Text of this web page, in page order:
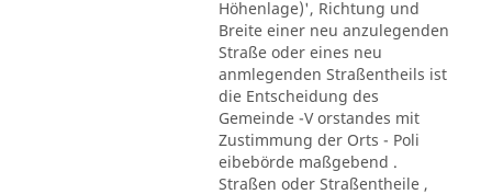
Höhenlage)', Richtung und
Breite einer neu anzulegenden
Straße oder eines neu
anmlegenden Straßentheils ist
die Entscheidung des
Gemeinde -V orstandes mit
Zustimmung der Orts - Poli
eibebörde maßgebend .
Straßen oder Straßentheile ,